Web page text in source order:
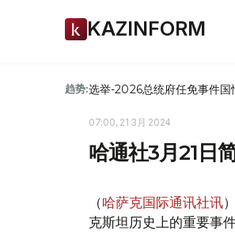
KAZINFORM
趋势:选举-2026总统府任免事件国
07:00, 21 3月 2024
哈通社3月21日
（哈萨克国际通讯社讯
克斯坦历史上的重要事